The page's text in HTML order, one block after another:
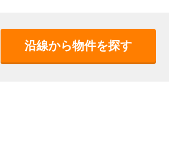
沿線から物件を探す